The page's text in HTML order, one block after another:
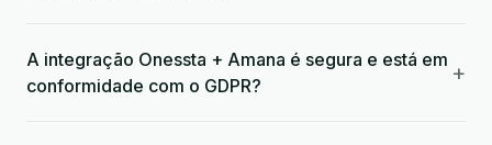
A integração Onessta + Amana é segura e está em
conformidade com o GDPR?
+